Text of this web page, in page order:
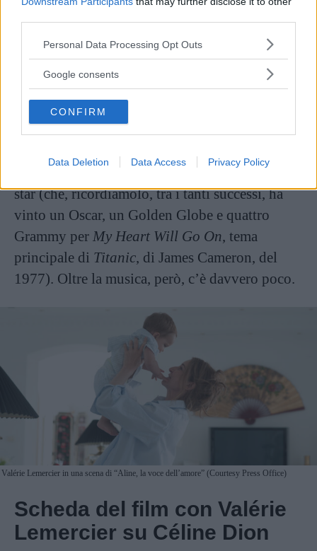
Please note that this website/app uses one or more Google
not limited to your visit or usage behaviour. You may click to
use your data for below specified purposes in below Google
consent section.
Personal Data Processing Opt Outs
Google consents
CONFIRM
Data Deletion Data Access Privacy Policy
grottesco, insomma, siamo scivolati nel campo
delle soap, senza soluzione di continuità.
Aline, la voce dell’amore
è stato campione di
incassi al botteghino in Francia, dove è uscito a
novembre 2021, con oltre un milione di
biglietti venduti. Sarebbe interessante conoscere
certo deliziati dalla
colonna sonora
se fan della
star (che, ricordiamolo, tra i tanti successi, ha
vinto un Oscar, un Golden Globe e quattro
Grammy per My Heart Will Go On, tema
principale di Titanic, di James Cameron, del
1977). Oltre la musica, però, c’è davvero poco.
Valérie Lemercier in una scena di “Aline, la voce dell’amore” (Courtesy Press Office)
Scheda del film con Valérie
Lemercier su Céline Dion